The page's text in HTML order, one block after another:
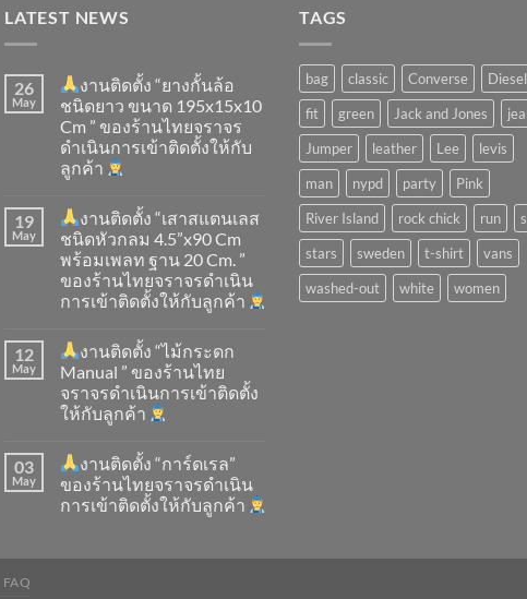
LATEST NEWS
26
May
งานติดตั้ง “ยางกั้นล้อ
ชนิดยาว ขนาด 195x15x10
Cm ” ของร้านไทยจราจร
ดำเนินการเข้าติดตั้ง​ให้กับ
ลูกค้า
19
May
งานติดตั้ง “เสาสแตนเลส
ชนิดหัวกลม 4.5”x90 Cm
พร้อมเพลท ฐาน 20 Cm. ”
ของร้านไทยจราจรดำเนิน
การเข้าติดตั้ง​ให้กับลูกค้า
12
May
งานติดตั้ง “ไม้กระดก
Manual ” ของร้านไทย
จราจรดำเนินการเข้าติดตั้ง​
ให้กับลูกค้า
03
May
งานติดตั้ง “การ์ดเรล”
ของร้านไทยจราจรดำเนิน
การเข้าติดตั้ง​ให้กับลูกค้า
TAGS
bag classic Converse
Diesel
fit
green Jack and Jones
Jumper
leather Lee
levis
man
nypd party
Pink
River Island
rock chick run
stars
sweden t-shirt
vans
washed-out
white women
FAQ